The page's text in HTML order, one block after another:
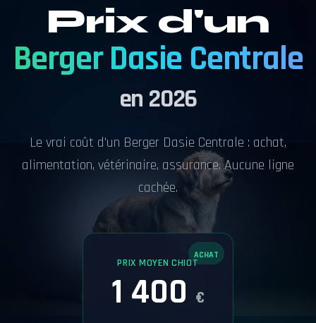
Prix d'un
Berger Dasie Centrale
en 2026
Le vrai coût d'un Berger Dasie Centrale : achat,
alimentation, vétérinaire, assurance. Aucune ligne
cachée.
ACHAT
PRIX MOYEN CHIOT
1 400 €